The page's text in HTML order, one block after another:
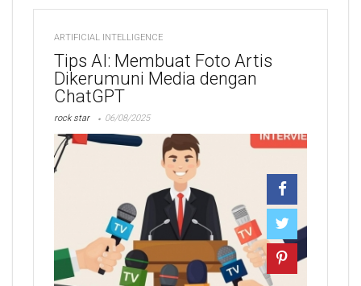
ARTIFICIAL INTELLIGENCE
Tips AI: Membuat Foto Artis
Dikerumuni Media dengan
ChatGPT
rock star 06/08/2025